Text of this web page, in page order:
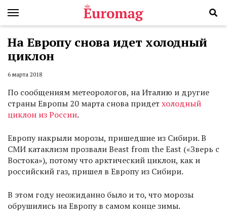
На Европу снова идет холодный
циклон
6 марта 2018
По сообщениям метеорологов, на Италию и другие
страны Европы 20 марта снова придет холодный
циклон из России.
Европу накрыли морозы, пришедшие из Сибири. В
СМИ катаклизм прозвали Beast from the East («Зверь с
Востока»), потому что арктический циклон, как и
российский газ, пришел в Европу из Сибири.
В этом году неожиданно было и то, что морозы
обрушились на Европу в самом конце зимы.